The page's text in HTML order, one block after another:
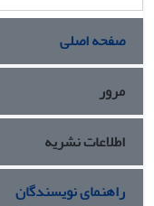
صفحه اصلی
مرور
اطلاعات نشریه
راهنمای نویسندگان